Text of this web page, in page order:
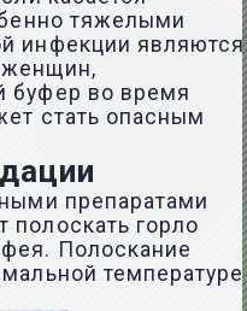
тяжелыми
инфекции являются
женщин,
буфер во время
стать опасным
препаратами
горло
Полоскание
температуре